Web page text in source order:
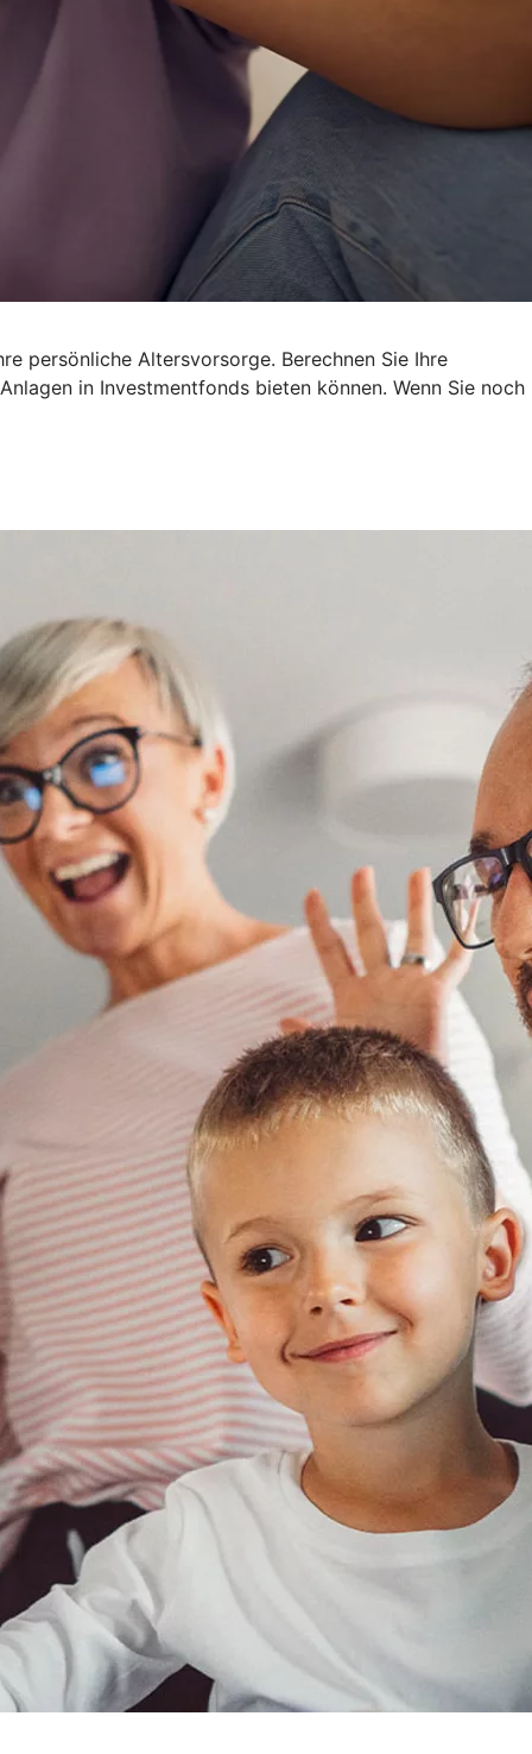
persönliche Altersvorsorge. Berechnen Sie Ihre
in Investmentfonds bieten können. Wenn Sie noch